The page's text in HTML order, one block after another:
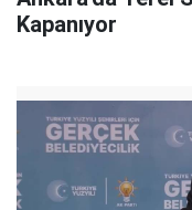
Kapanıyor